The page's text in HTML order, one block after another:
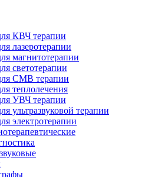
КВЧ терапии
лазеротерапии
магнитотерапии
светотерапии
СМВ терапии
теплолечения
УВЧ терапии
ультразвуковой терапии
электротерапии